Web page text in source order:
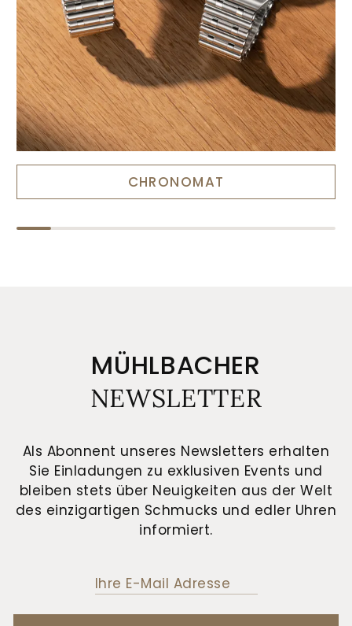
CHRONOMAT
MÜHLBACHER
NEWSLETTER
Als Abonnent unseres Newsletters erhalten
Sie Einladungen zu exklusiven Events und
bleiben stets über Neuigkeiten aus der Welt
des einzigartigen Schmucks und edler Uhren
informiert.